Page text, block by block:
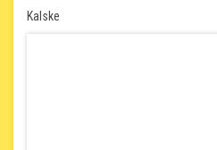
Kalske